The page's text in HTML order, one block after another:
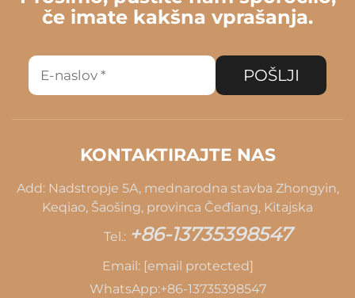
če imate kakšna vprašanja.
POŠLJI
KONTAKTIRAJTE NAS
Add: Nadstropje 5A, mednarodna stavba Zhongyin,
Keqiao, Šaošing, provinca Čeđiang, Kitajska
Tel.: +86-13735398547
Email: [email protected]
WhatsApp:+86-13735398547